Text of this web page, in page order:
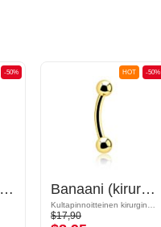
-50%
Banaani (kirurginen teräs, musta, kiiltävä pinta) kanssa kartiot
-50%
HOT
Banaani (kirurginen teräs, kulta, kiiltävä pinta)
$17,90